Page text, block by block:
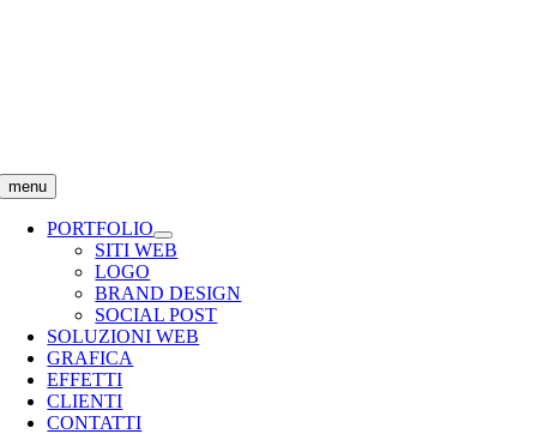
menu
PORTFOLIO
SITI WEB
LOGO
BRAND DESIGN
SOCIAL POST
SOLUZIONI WEB
GRAFICA
EFFETTI
CLIENTI
CONTATTI